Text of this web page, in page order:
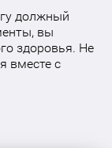
должный
вы
здоровья. Не
вместе с